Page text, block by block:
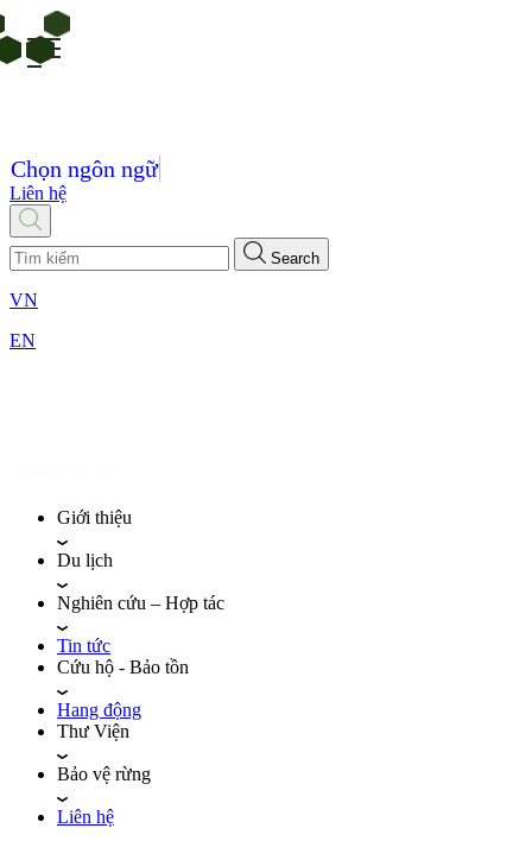
Chọn ngôn ngữ
Liên hệ
Search
VN
EN
Giới thiệu
Du lịch
Nghiên cứu – Hợp tác
Tin tức
Cứu hộ - Bảo tồn
Hang động
Thư Viện
Bảo vệ rừng
Liên hệ